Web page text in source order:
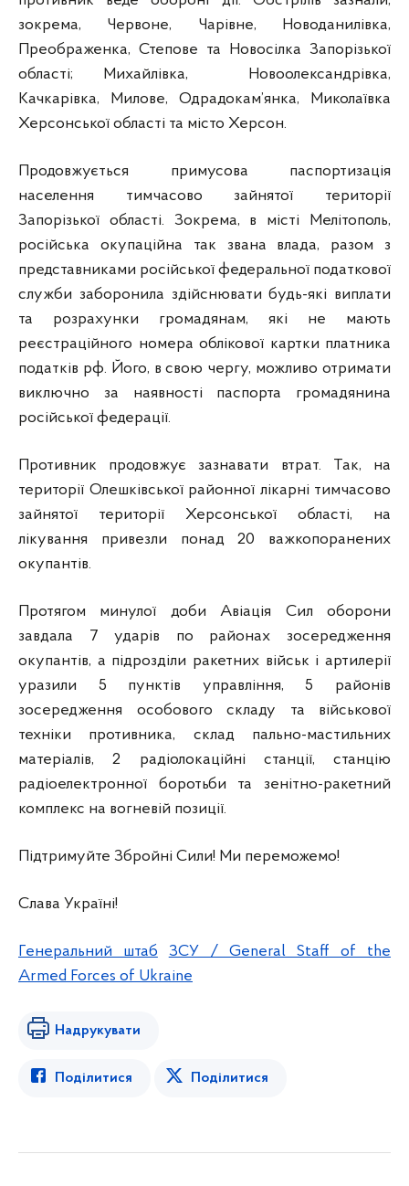
зокрема, Червоне, Чарівне, Новоданилівка,
Преображенка, Степове та Новосілка Запорізької
області; Михайлівка, Новоолександрівка,
Качкарівка, Милове, Одрадокам’янка, Миколаївка
Херсонської області та місто Херсон.
Продовжується примусова паспортизація
населення тимчасово зайнятої території
Запорізької області. Зокрема, в місті Мелітополь,
російська окупаційна так звана влада, разом з
представниками російської федеральної податкової
служби заборонила здійснювати будь-які виплати
та розрахунки громадянам, які не мають
реєстраційного номера облікової картки платника
податків рф. Його, в свою чергу, можливо отримати
виключно за наявності паспорта громадянина
російської федерації.
Противник продовжує зазнавати втрат. Так, на
території Олешківської районної лікарні тимчасово
зайнятої території Херсонської області, на
лікування привезли понад 20 важкопоранених
окупантів.
Протягом минулої доби Авіація Сил оборони
завдала 7 ударів по районах зосередження
окупантів, а підрозділи ракетних військ і артилерії
уразили 5 пунктів управління, 5 районів
зосередження особового складу та військової
техніки противника, склад пально-мастильних
матеріалів, 2 радіолокаційні станції, станцію
радіоелектронної боротьби та зенітно-ракетний
комплекс на вогневій позиції.
Підтримуйте Збройні Сили! Ми переможемо!
Слава Україні!
Генеральний штаб
ЗСУ / General Staff of the
Armed Forces of Ukraine
Надрукувати
Поділитися Поділитися